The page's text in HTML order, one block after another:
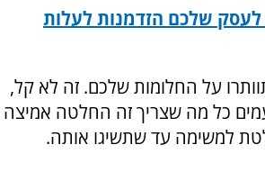
לעסק שלכם הזדמנות לעלות
על החלומות שלכם. זה לא קל,
כל מה שצריך זה החלטה אמיצה
למשימה עד שתשיגו אותה.